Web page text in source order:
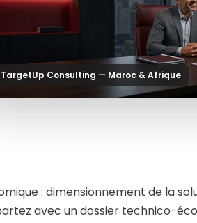
TargetUp Consulting — Maroc & Afrique
: dimensionnement de la
avec un dossier technico-